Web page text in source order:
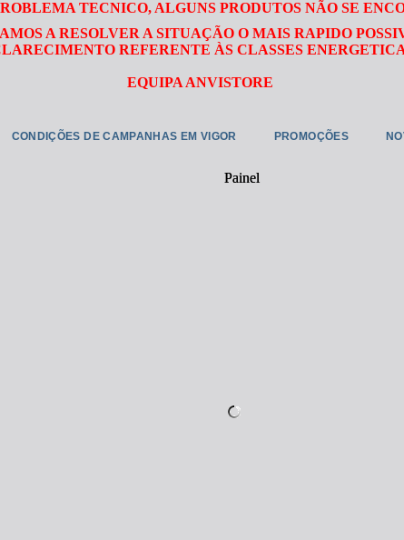
TECNICO, ALGUNS PRODUTOS NÃO SE
A RESOLVER A SITUAÇÃO O MAIS RAPIDO
REFERENTE ÀS CLASSES
EQUIPA ANVISTORE
CONDIÇÕES DE CAMPANHAS EM VIGOR PROMOÇÕES